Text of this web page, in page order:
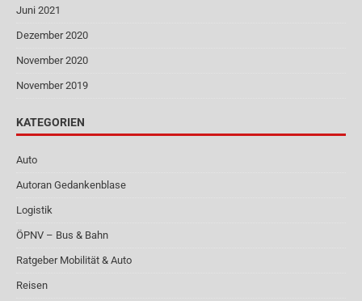
Juni 2021
Dezember 2020
November 2020
November 2019
KATEGORIEN
Auto
Autoran Gedankenblase
Logistik
ÖPNV – Bus & Bahn
Ratgeber Mobilität & Auto
Reisen